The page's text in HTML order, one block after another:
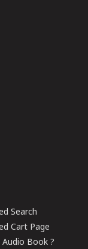
Search
Cart Page
Book ?